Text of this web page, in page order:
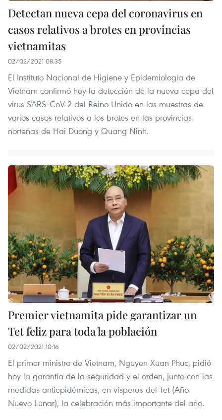
Detectan nueva cepa del coronavirus en
casos relativos a brotes en provincias
vietnamitas
02/02/2021 08:35
El Instituto Nacional de Higiene y Epidemiología de
Vietnam confirmó hoy la detección de la nueva cepa del
virus SARS-CoV-2 del Reino Unido en las muestras de
varios casos relativos a los brotes en las provincias
norteñas de Hai Duong y Quang Ninh.
Premier vietnamita pide garantizar un
Tet feliz para toda la población
02/02/2021 10:16
El primer ministro de Vietnam, Nguyen Xuan Phuc, pidió
hoy la garantía de la seguridad y el orden, junto con las
medidas antiepidémicas, en vísperas del Tet (Año
Nuevo Lunar), la celebración más importante del año.